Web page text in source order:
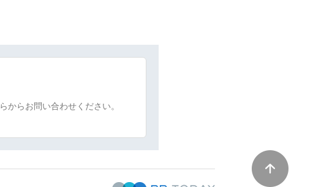
からお問い合わせください。